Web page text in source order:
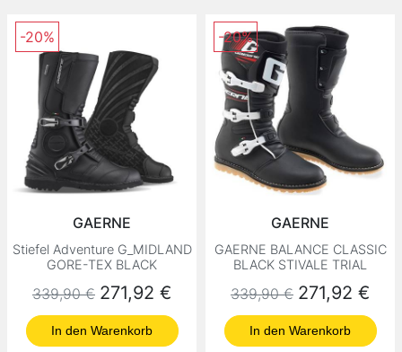
GAERNE
Stiefel Adventure G_MIDLAND
GORE-TEX BLACK
Normaler Preis
339,90 € Preis
271,92 €
In den Warenkorb
-20%
GAERNE
GAERNE BALANCE CLASSIC
BLACK STIVALE TRIAL
Normaler Preis
339,90 € Preis
271,92 €
In den Warenkorb
-20%